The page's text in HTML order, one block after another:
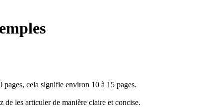
cela signifie environ 10 à 15 pages.
de les articuler de manière claire et concise.